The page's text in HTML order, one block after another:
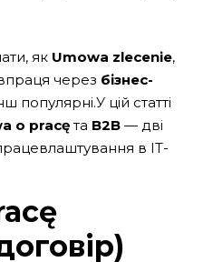
як Umowa zlecenie,
через бізнес-
популярні.У цій статті
o pracęта B2B— дві
в ІТ-